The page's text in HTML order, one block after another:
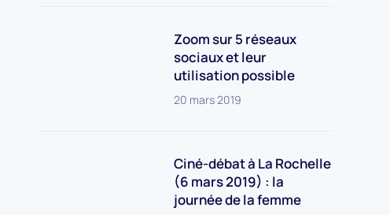
Zoom sur 5 réseaux
sociaux et leur
utilisation possible
20 mars 2019
Ciné-débat à La Rochelle
(6 mars 2019) : la
journée de la femme